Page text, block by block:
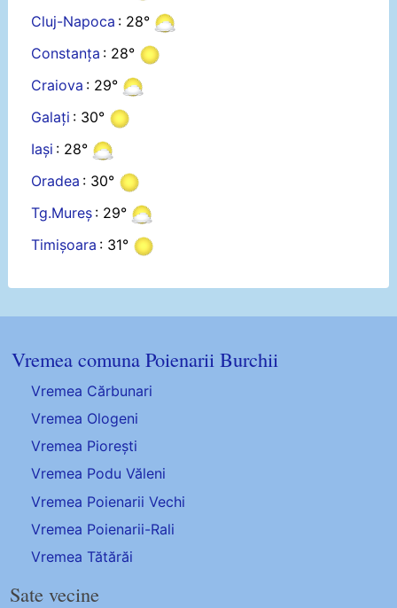
Cluj-Napoca : 28°
Constanța : 28°
Craiova : 29°
Galați : 30°
Iași : 28°
Oradea : 30°
Tg.Mureș : 29°
Timișoara : 31°
Vremea comuna Poienarii Burchii
Vremea Cărbunari
Vremea Ologeni
Vremea Piorești
Vremea Podu Văleni
Vremea Poienarii Vechi
Vremea Poienarii-Rali
Vremea Tătărăi
Sate vecine